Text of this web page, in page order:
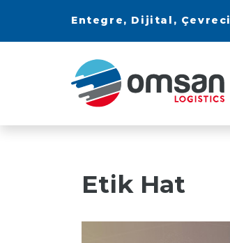
Entegre, Dijital, Çevreci
Etik Hat